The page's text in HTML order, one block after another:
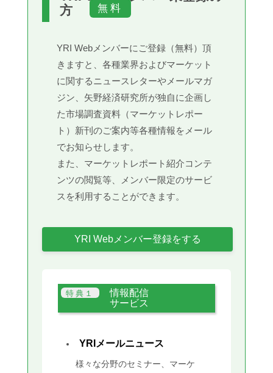
方
YRI Webメンバーにご登録（無料）頂
きますと、各種業界およびマーケット
に関するニュースレターやメールマガ
ジン、矢野経済研究所が独自に企画し
た市場調査資料（マーケットレポー
ト）新刊のご案内等各種情報をメール
でお知らせします。
また、マーケットレポート紹介コンテ
ンツの閲覧等、メンバー限定のサービ
スを利用することができます。
YRI Webメンバー登録をする
情報配信
サービス
YRIメールニュース
様々な分野のセミナー、マーケ